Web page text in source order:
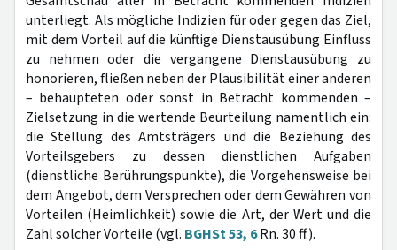
unterliegt. Als mögliche Indizien für oder gegen das Ziel,
mit dem Vorteil auf die künftige Dienstausübung Einfluss
zu nehmen oder die vergangene Dienstausübung zu
honorieren, fließen neben der Plausibilität einer anderen
– behaupteten oder sonst in Betracht kommenden –
Zielsetzung in die wertende Beurteilung namentlich ein:
die Stellung des Amtsträgers und die Beziehung des
Vorteilsgebers zu dessen dienstlichen Aufgaben
(dienstliche Berührungspunkte), die Vorgehensweise bei
dem Angebot, dem Versprechen oder dem Gewähren von
Vorteilen (Heimlichkeit) sowie die Art, der Wert und die
Zahl solcher Vorteile (vgl. BGHSt 53, 6Rn. 30 ff.).